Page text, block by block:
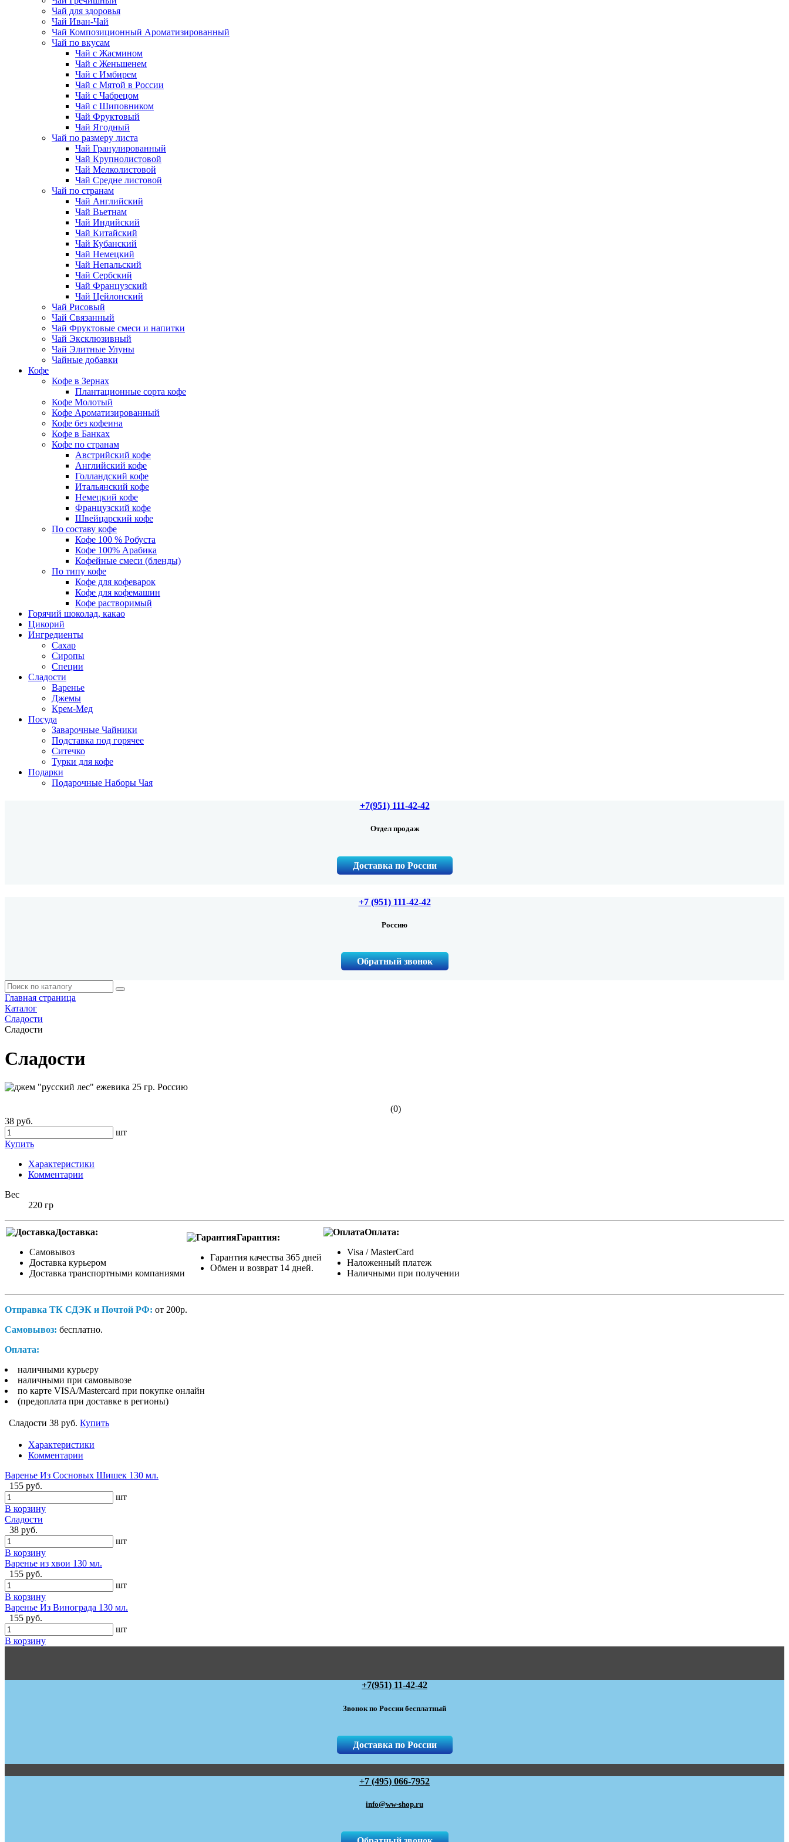
Чай для здоровья
Чай Иван-Чай
Чай Композиционный Ароматизированный
Чай по вкусам
Чай с Жасмином
Чай с Женьшенем
Чай с Имбирем
Чай с Мятой в России
Чай с Чабрецом
Чай с Шиповником
Чай Фруктовый
Чай Ягодный
Чай по размеру листа
Чай Гранулированный
Чай Крупнолистовой
Чай Мелколистовой
Чай Средне листовой
Чай по странам
Чай Английский
Чай Вьетнам
Чай Индийский
Чай Китайский
Чай Кубанский
Чай Немецкий
Чай Непальский
Чай Сербский
Чай Французский
Чай Цейлонский
Чай Рисовый
Чай Связанный
Чай Фруктовые смеси и напитки
Чай Эксклюзивный
Чай Элитные Улуны
Чайные добавки
Кофе
Кофе в Зернах
Плантационные сорта кофе
Кофе Молотый
Кофе Ароматизированный
Кофе без кофеина
Кофе в Банках
Кофе по странам
Австрийский кофе
Английский кофе
Голландский кофе
Итальянский кофе
Немецкий кофе
Французский кофе
Швейцарский кофе
По составу кофе
Кофе 100 % Робуста
Кофе 100% Арабика
Кофейные смеси (бленды)
По типу кофе
Кофе для кофеварок
Кофе для кофемашин
Кофе растворимый
Горячий шоколад, какао
Цикорий
Ингредиенты
Сахар
Сиропы
Специи
Сладости
Варенье
Джемы
Крем-Мед
Посуда
Заварочные Чайники
Подставка под горячее
Ситечко
Турки для кофе
Подарки
Подарочные Наборы Чая
+7(951) 111-42-42
Отдел продаж
Доставка по России
+7 (951) 111-42-42
Россию
Обратный звонок
Главная страница
Каталог
Сладости
Сладости
Сладости
(0)
38 руб.
шт
Купить
Характеристики
Комментарии
Вес
220 гр
Доставка:
Самовывоз
Доставка курьером
Доставка транспортными компаниями
Гарантия:
Гарантия качества 365 дней
Обмен и возврат 14 дней.
Оплата:
Visa / MasterCard
Наложенный платеж
Наличными при получении
Отправка ТК СДЭК и Почтой РФ: от 200р.
Самовывоз: бесплатно.
Оплата:
наличными курьеру
наличными при самовывозе
по карте VISA/Mastercard при покупке онлайн
(предоплата при доставке в регионы)
Сладости 38 руб. Купить
Характеристики
Комментарии
Варенье Из Сосновых Шишек 130 мл.
155 руб.
шт
В корзину
Сладости
38 руб.
шт
В корзину
Варенье из хвои 130 мл.
155 руб.
шт
В корзину
Варенье Из Винограда 130 мл.
155 руб.
шт
В корзину
+7(951) 11-42-42
Звонок по России бесплатный
Доставка по России
+7 (495) 066-7952
info@ww-shop.ru